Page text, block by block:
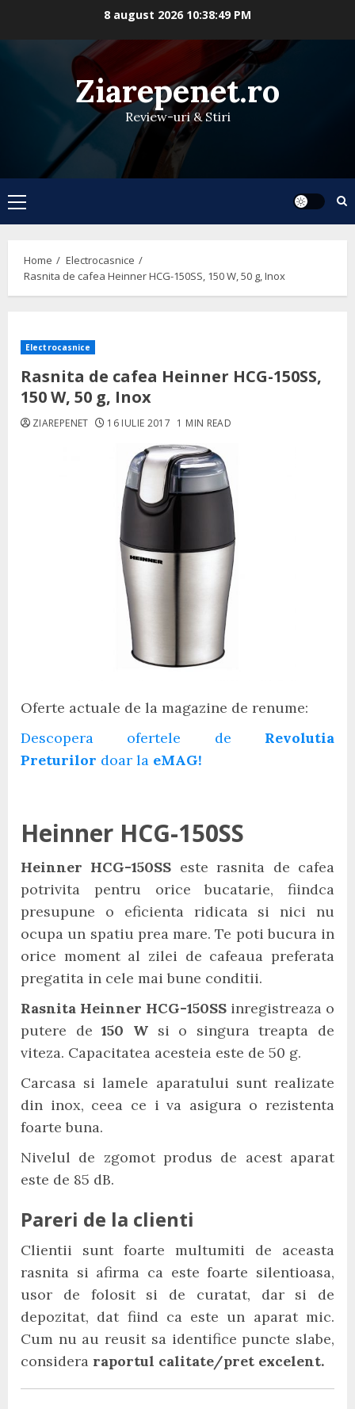
8 august 2026 10:38:50 PM
Ziarepenet.ro
Review-uri & Stiri
Primary
Menu
Home
Electrocasnice
Rasnita de cafea Heinner HCG-150SS, 150 W, 50 g, Inox
Electrocasnice
Rasnita de cafea Heinner HCG-150SS,
150 W, 50 g, Inox
ZIAREPENET 16 IULIE 2017 1 MIN READ
Oferte actuale de la magazine de renume:
Descopera ofertele de Revolutia
Preturilor doar la eMAG!
Heinner HCG-150SS
Heinner HCG-150SS este rasnita de cafea
potrivita pentru orice bucatarie, fiindca
presupune o eficienta ridicata si nici nu
ocupa un spatiu prea mare. Te poti bucura in
orice moment al zilei de cafeaua preferata
pregatita in cele mai bune conditii.
Rasnita Heinner HCG-150SS inregistreaza o
putere de150 W si o singura treapta de
viteza. Capacitatea acesteia este de 50 g.
Carcasa si lamele aparatului sunt realizate
din inox, ceea ce i va asigura o rezistenta
foarte buna.
Nivelul de zgomot produs de acest aparat
este de 85 dB.
Pareri de la clienti
Clientii sunt foarte multumiti de aceasta
rasnita si afirma ca este foarte silentioasa,
usor de folosit si de curatat, dar si de
depozitat, dat fiind ca este un aparat mic.
Cum nu au reusit sa identifice puncte slabe,
considera raportul calitate/pret excelent.